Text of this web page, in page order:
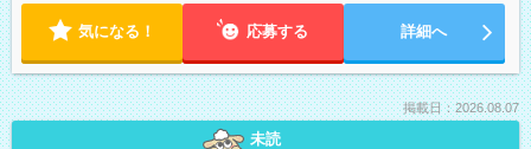
気になる！ 応募する 詳細へ
掲載日：2026.08.07
未読